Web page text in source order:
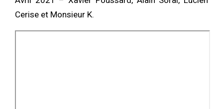
Cerise et Monsieur K.